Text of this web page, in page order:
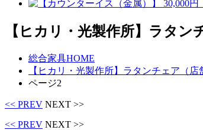
【ヒカリ・光製作所】ラタン
総合家具HOME
【ヒカリ・光製作所】ラタンチェア（店
ページ2
<< PREV NEXT >>
<< PREV NEXT >>